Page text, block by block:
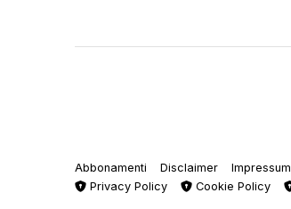
Abbonamenti Disclaimer Impressum
Privacy Policy
Cookie Policy